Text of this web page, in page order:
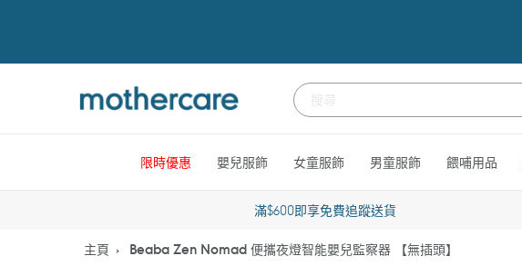
容
限時優惠 嬰兒服飾 女童服飾 男童服飾 餵哺用品
滿$600即享免費追蹤送貨
主頁 Beaba Zen Nomad 便攜夜燈智能嬰兒監察器 【無插頭】